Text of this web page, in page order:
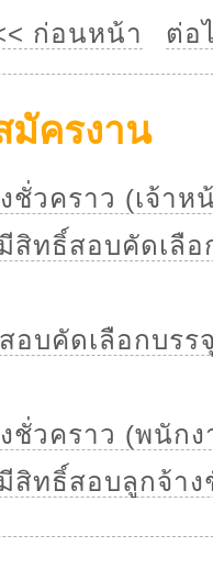
ก่อนหน้า ต่อ
มัครงาน
ชั่วคราว (เจ้าห
สิทธิ์สอบคัดเลือ
อบคัดเลือกบรร
ชั่วคราว (พนัก
สิทธิ์สอบลูกจ้า